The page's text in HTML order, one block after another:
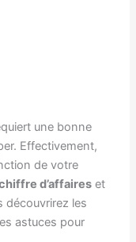
une bonne
Effectivement,
de votre
d’affaires et
découvrirez les
astuces pour